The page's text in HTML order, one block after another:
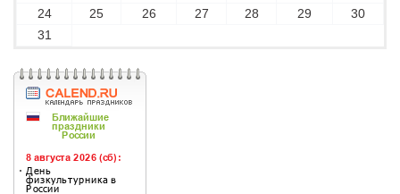
24
25 26 27 28 29
30
31